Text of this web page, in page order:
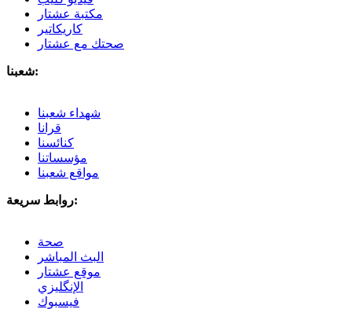
مكتبة عشتار
كاريكاتير
صحتك مع عشتار
شعبنا:
شهداء شعبنا
قرانا
كنائسنا
مؤسساتنا
مواقع شعبنا
روابط سريعة:
صحة
البث المباشر
موقع عشتار
الإنگليزي
فيسبوك